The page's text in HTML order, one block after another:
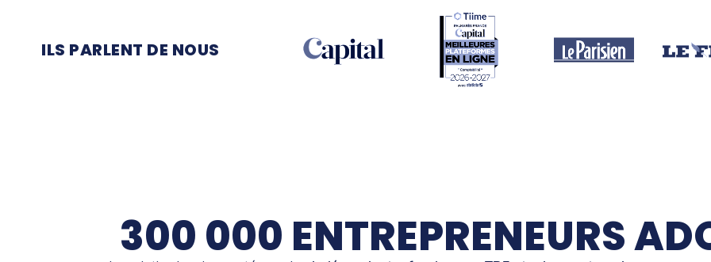
ILS PARLENT DE NOUS
300 000 ENTREPRENEURS